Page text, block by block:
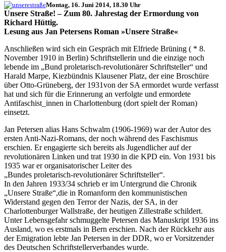
Montag, 16. Juni 2014, 18.30 Uhr
Unsere Straße! – Zum 80. Jahrestag der Ermordung von
Richard Hüttig.
Lesung aus Jan Petersens Roman »Unsere Straße«
Anschließen wird sich ein Gespräch mit Elfriede Brüning ( * 8.
November 1910 in Berlin) Schriftstellerin und die einzige noch
lebende im „Bund proletarisch-revolutionärer Schriftsteller“ und
Harald Marpe, Kiezbündnis Klausener Platz, der eine Broschüre
über Otto-Grüneberg, der 1931von der SA ermordet wurde verfasst
hat und sich für die Erinnerung an verfolgte und ermordete
Antifaschist_innen in Charlottenburg (dort spielt der Roman)
einsetzt.
Jan Petersen alias Hans Schwalm (1906-1969) war der Autor des
ersten Anti-Nazi-Romans, der noch während des Faschismus
erschien. Er engagierte sich bereits als Jugendlicher auf der
revolutionären Linken und trat 1930 in die KPD ein. Von 1931 bis
1935 war er organisatorischer Leiter des
„Bundes proletarisch-revolutionärer Schriftsteller“.
In den Jahren 1933/34 schrieb er im Untergrund die Chronik
„Unsere Straße“,die in Romanform den kommunistischen
Widerstand gegen den Terror der Nazis, der SA, in der
Charlottenburger Wallstraße, der heutigen Zillestraße schildert.
Unter Lebensgefahr schmuggelte Petersen das Manuskript 1936 ins
Ausland, wo es erstmals in Bern erschien. Nach der Rückkehr aus
der Emigration lebte Jan Petersen in der DDR, wo er Vorsitzender
des Deutschen Schriftstellerverbandes wurde.